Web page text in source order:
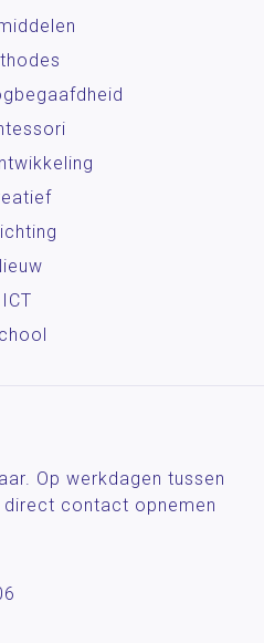
ICT
Op werkdagen tussen
direct contact opnemen